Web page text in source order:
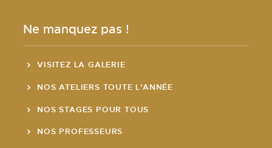
Ne manquez pas !
VISITEZ LA GALERIE
NOS ATELIERS TOUTE L'ANNÉE
NOS STAGES POUR TOUS
NOS PROFESSEURS